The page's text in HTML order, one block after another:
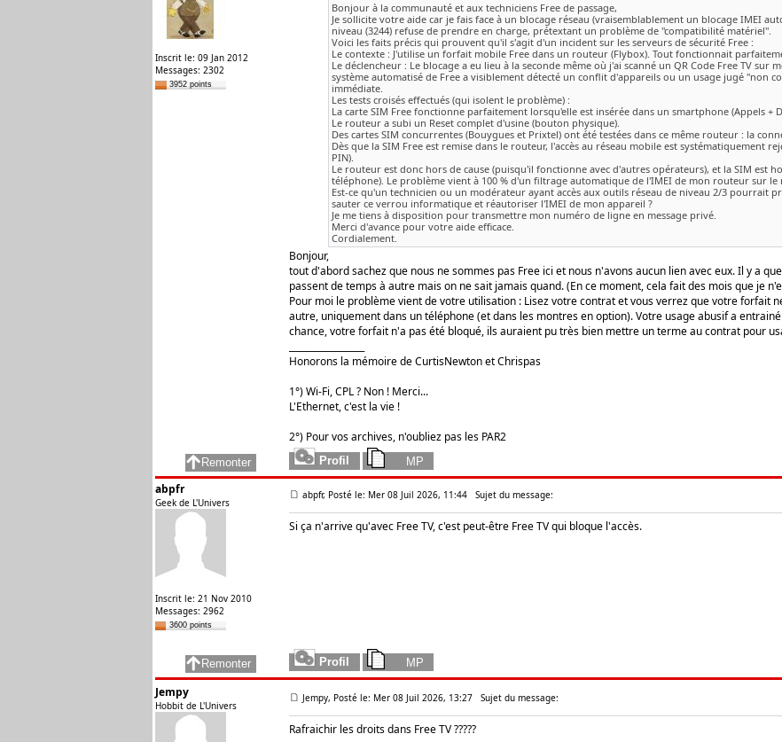
Inscrit le: 09 Jan 2012
Messages: 2302
3952 points
Bonjour à la communauté et aux techniciens Free de passage,
Je sollicite votre aide car je fais face à un blocage réseau (vraisemblablement un blocage IMEI
niveau (3244) refuse de prendre en charge, prétextant un problème de "compatibilité matériel".
Voici les faits précis qui prouvent qu'il s'agit d'un incident sur les serveurs de sécurité Free :
Le contexte : J'utilise un forfait mobile Free dans un routeur (Flybox). Tout fonctionnait
Le déclencheur : Le blocage a eu lieu à la seconde même où j'ai scanné un QR Code Free TV sur
système automatisé de Free a visiblement détecté un conflit d'appareils ou un usage jugé "non
immédiate.
Les tests croisés effectués (qui isolent le problème) :
La carte SIM Free fonctionne parfaitement lorsqu'elle est insérée dans un smartphone (Appels +
Le routeur a subi un Reset complet d'usine (bouton physique).
Des cartes SIM concurrentes (Bouygues et Prixtel) ont été testées dans ce même routeur : la
Dès que la SIM Free est remise dans le routeur, l'accès au réseau mobile est systématiquement
PIN).
Le routeur est donc hors de cause (puisqu'il fonctionne avec d'autres opérateurs), et la SIM est
téléphone). Le problème vient à 100 % d'un filtrage automatique de l'IMEI de mon routeur sur le
Est-ce qu'un technicien ou un modérateur ayant accès aux outils réseau de niveau 2/3 pourrait
sauter ce verrou informatique et réautoriser l'IMEI de mon appareil ?
Je me tiens à disposition pour transmettre mon numéro de ligne en message privé.
Merci d'avance pour votre aide efficace.
Cordialement.
Bonjour,
tout d'abord sachez que nous ne sommes pas Free ici et nous n'avons aucun lien avec eux. Il y a
passent de temps à autre mais on ne sait jamais quand. (En ce moment, cela fait des mois que je
Pour moi le problème vient de votre utilisation : Lisez votre contrat et vous verrez que votre forfait
autre, uniquement dans un téléphone (et dans les montres en option). Votre usage abusif a
chance, votre forfait n'a pas été bloqué, ils auraient pu très bien mettre un terme au contrat pour
Honorons la mémoire de CurtisNewton et Chrispas
1°) Wi-Fi, CPL ? Non ! Merci...
L'Ethernet, c'est la vie !
2°) Pour vos archives, n'oubliez pas les PAR2
abpfr
Geek de L'Univers
Inscrit le: 21 Nov 2010
Messages: 2962
3600 points
abpfr, Posté le: Mer 08 Juil 2026, 11:44 Sujet du message:
Si ça n'arrive qu'avec Free TV, c'est peut-être Free TV qui bloque l'accès.
Jempy
Hobbit de L'Univers
Jempy, Posté le: Mer 08 Juil 2026, 13:27 Sujet du message:
Rafraichir les droits dans Free TV ?????